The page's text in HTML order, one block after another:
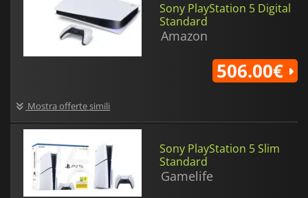
Sony PlayStation 5 Digital
Standard
Amazon
Mostra offerte simili
506.00€
Sony PlayStation 5 Slim
Standard
Gamelife